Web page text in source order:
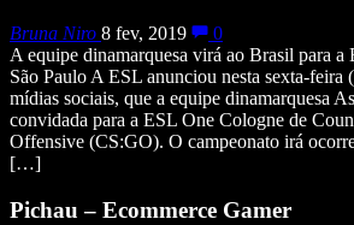
Bruna Niro 8 fev, 2019
0
A equipe dinamarquesa virá ao Brasil para a
São Paulo A ESL anunciou nesta sexta-feira
mídias sociais, que a equipe dinamarquesa
convidada para a ESL One Cologne de
Offensive (CS:GO). O campeonato irá
[…]
Pichau – Ecommerce Gamer